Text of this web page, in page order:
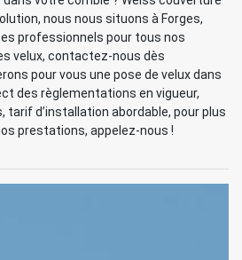
nous nous situons à Forges,
professionnels pour tous nos
velux, contactez-nous dès
pour vous une pose de velux dans
des règlementations en vigueur,
d’installation abordable, pour plus
prestations, appelez-nous !